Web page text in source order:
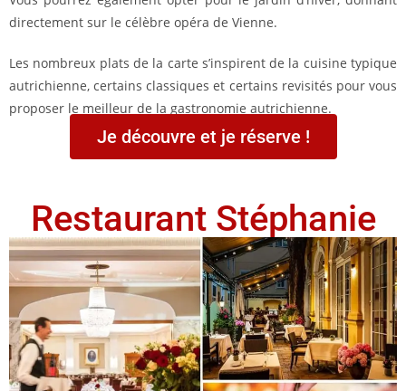
directement sur le célèbre opéra de Vienne.
Les nombreux plats de la carte s’inspirent de la cuisine typique
autrichienne, certains classiques et certains revisités pour vous
proposer le meilleur de la gastronomie autrichienne.
Je découvre et je réserve !
Restaurant Stéphanie